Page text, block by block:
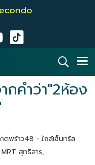
คำว่า"2ห้อง
ดพร้าว48 - ใกล้เซ็นทรัล
สุทธิสาร,